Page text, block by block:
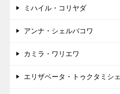
ミハイル・コリヤダ
アンナ・シェルバコワ
カミラ・ワリエワ
エリザベータ・トゥクタミシェ